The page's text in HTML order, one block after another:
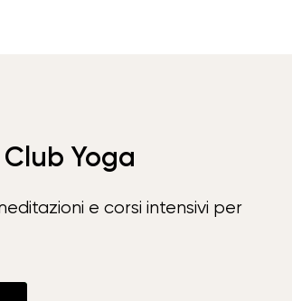
Yoga
e corsi intensivi per